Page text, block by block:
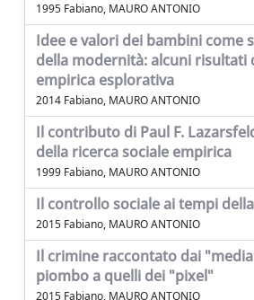
1995 Fabiano, MAURO ANTONIO
Idee e valori dei bambini come
della modernità: alcuni risultati
empirica esplorativa
2014 Fabiano, MAURO ANTONIO
Il contributo di Paul F.
della ricerca sociale empirica
1999 Fabiano, MAURO ANTONIO
Il controllo sociale ai tempi
2015 Fabiano, MAURO ANTONIO
Il crimine raccontato dai
piombo a quelli dei "pixel"
2015 Fabiano, MAURO ANTONIO